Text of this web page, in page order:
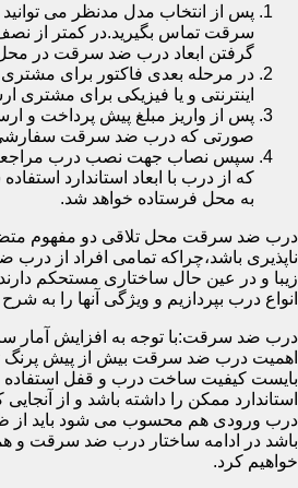
پس از انتخاب مدل مدنظر می
سرقت تماس بگیرید.در کمتر از
گرفتن ابعاد درب ضد سرقت در
در مرحله بعدی فاکتور برای
اینترنتی و یا فیزیکی برای مشتری
پس از واریز مبلغ پیش پرداخت و
صورتی که درب ضد سرقت سفارشی
سپس نصاب جهت نصب درب مراجعه
که از درب با ابعاد استاندارد
به محل فرستاده خواهد شد.
درب ضد سرقت محل تلاقی دو مفهوم
ناپذیری باشد،چراکه تمامی افراد از
زیبا و در عین حال ساختاری مستحکم
انواع درب بپردازیم و ویژگی آنها را به
درب ضد سرقت:با توجه به افزایش آمار
اهمیت درب ضد سرقت بیش از پیش پرنگ
بایست کیفیت ساخت درب و قفل استفاده
استاندارد ممکن را داشته باشد و از
درب ورودی هم محسوب می شود باید از
باشد در ادامه ساختار درب ضد سرقت و
خواهیم کرد.